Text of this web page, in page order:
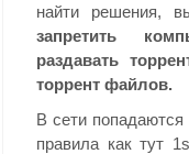
найти решения,
запретить
раздавать
торрент файлов.
В сети
правила как тут